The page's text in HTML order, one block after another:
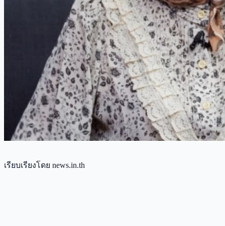
เรียบเรียงโดย news.in.th